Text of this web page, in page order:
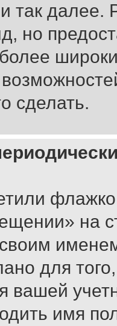
далее.
но
сделать.
на
своим
для
вашей
имя